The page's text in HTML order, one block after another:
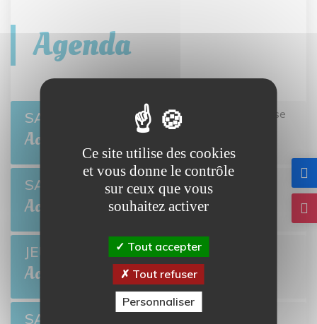
Agenda
SAM 1
Août
Twisto tour Bretteville-l'Orgueilleuse
BRETTEVILLE-L'ORGUEILLEUSE
SAM 8
Août BRETTEVILLE-L'ORGUEILLEUSE
JEU 13
Août
Ciné-môme : Ponyo
BRETTEVILLE-L'ORGUEILLEUSE
SAM 22 Open de pétanque
Ce site utilise des cookies
et vous donne le contrôle
sur ceux que vous
souhaitez activer
Tout accepter
Tout refuser
Personnaliser